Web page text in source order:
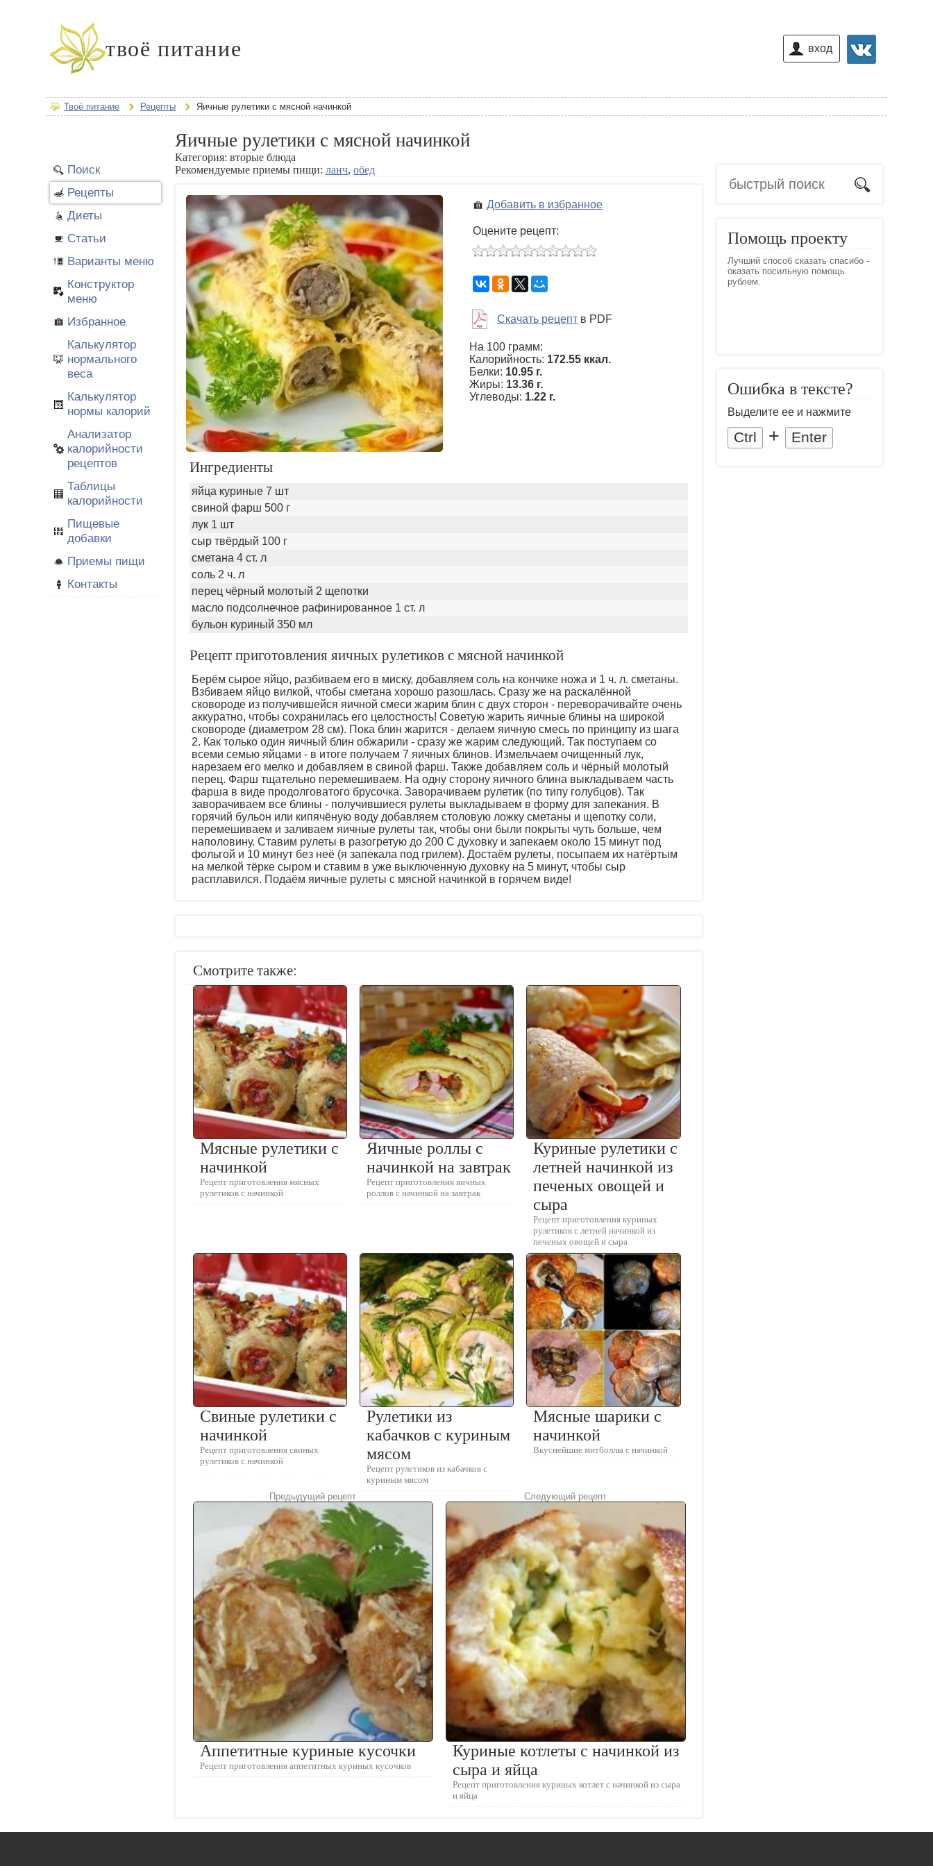
твоё питание вход
Твоё питание Рецепты Яичные рулетики с мясной начинкой
Поиск
Рецепты
Диеты
Статьи
Варианты меню
Конструктор
меню
Избранное
Калькулятор
нормального
веса
Калькулятор
нормы калорий
Анализатор
калорийности
рецептов
Таблицы
калорийности
Пищевые
добавки
Приемы пищи
Контакты
Яичные рулетики с мясной начинкой
Категория: вторые блюда
Рекомендуемые приемы пищи: ланч, обед
Добавить в избранное
Оцените рецепт:
Скачать рецепт в PDF
На 100 грамм:
Калорийность: 172.55 ккал.
Белки: 10.95 г.
Жиры: 13.36 г.
Углеводы: 1.22 г.
Ингредиенты
яйца куриные 7 шт
свиной фарш 500 г
лук 1 шт
сыр твёрдый 100 г
сметана 4 ст. л
соль 2 ч. л
перец чёрный молотый 2 щепотки
масло подсолнечное рафинированное 1 ст. л
бульон куриный 350 мл
Рецепт приготовления яичных рулетиков с мясной начинкой
Берём сырое яйцо, разбиваем его в миску, добавляем соль на кончике ножа и 1 ч. л. сметаны.
Взбиваем яйцо вилкой, чтобы сметана хорошо разошлась. Сразу же на раскалённой
сковороде из получившейся яичной смеси жарим блин с двух сторон - переворачивайте очень
аккуратно, чтобы сохранилась его целостность! Советую жарить яичные блины на широкой
сковороде (диаметром 28 см). Пока блин жарится - делаем яичную смесь по принципу из шага
2. Как только один яичный блин обжарили - сразу же жарим следующий. Так поступаем со
всеми семью яйцами - в итоге получаем 7 яичных блинов. Измельчаем очищенный лук,
нарезаем его мелко и добавляем в свиной фарш. Также добавляем соль и чёрный молотый
перец. Фарш тщательно перемешиваем. На одну сторону яичного блина выкладываем часть
фарша в виде продолговатого брусочка. Заворачиваем рулетик (по типу голубцов). Так
заворачиваем все блины - получившиеся рулеты выкладываем в форму для запекания. В
горячий бульон или кипячёную воду добавляем столовую ложку сметаны и щепотку соли,
перемешиваем и заливаем яичные рулеты так, чтобы они были покрыты чуть больше, чем
наполовину. Ставим рулеты в разогретую до 200 C духовку и запекаем около 15 минут под
фольгой и 10 минут без неё (я запекала под грилем). Достаём рулеты, посыпаем их натёртым
на мелкой тёрке сыром и ставим в уже выключенную духовку на 5 минут, чтобы сыр
расплавился. Подаём яичные рулеты с мясной начинкой в горячем виде!
Смотрите также:
Мясные рулетики с
начинкой
Рецепт приготовления мясных
рулетиков с начинкой
Яичные роллы с
начинкой на завтрак
Рецепт приготовления яичных
роллов с начинкой на завтрак
Куриные рулетики с
летней начинкой из
печеных овощей и
сыра
Рецепт приготовления куриных
рулетиков с летней начинкой из
печеных овощей и сыра
Свиные рулетики с
начинкой
Рецепт приготовления свиных
рулетиков с начинкой
Рулетики из
кабачков с куриным
мясом
Рецепт рулетиков из кабачков с
куриным мясом
Мясные шарики с
начинкой
Вкуснейшие митболлы с начинкой
Предыдущий рецепт
Аппетитные куриные кусочки
Рецепт приготовления аппетитных куриных кусочков
Следующий рецепт
Куриные котлеты с начинкой из
сыра и яйца
Рецепт приготовления куриных котлет с начинкой из сыра
и яйца
Помощь проекту
Лучший способ сказать спасибо -
оказать посильную помощь
рублем.
Ошибка в тексте?
Выделите ее и нажмите
Ctrl + Enter